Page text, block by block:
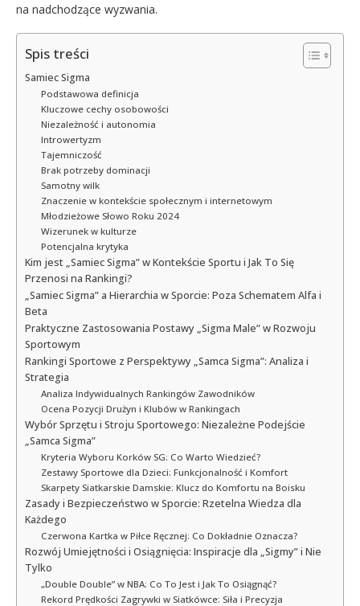
na nadchodzące wyzwania.
Spis treści
Samiec Sigma
Podstawowa definicja
Kluczowe cechy osobowości
Niezależność i autonomia
Introwertyzm
Tajemniczość
Brak potrzeby dominacji
Samotny wilk
Znaczenie w kontekście społecznym i internetowym
Młodzieżowe Słowo Roku 2024
Wizerunek w kulturze
Potencjalna krytyka
Kim jest „Samiec Sigma” w Kontekście Sportu i Jak To Się
Przenosi na Rankingi?
„Samiec Sigma” a Hierarchia w Sporcie: Poza Schematem Alfa i
Beta
Praktyczne Zastosowania Postawy „Sigma Male” w Rozwoju
Sportowym
Rankingi Sportowe z Perspektywy „Samca Sigma”: Analiza i
Strategia
Analiza Indywidualnych Rankingów Zawodników
Ocena Pozycji Drużyn i Klubów w Rankingach
Wybór Sprzętu i Stroju Sportowego: Niezależne Podejście
„Samca Sigma”
Kryteria Wyboru Korków SG: Co Warto Wiedzieć?
Zestawy Sportowe dla Dzieci: Funkcjonalność i Komfort
Skarpety Siatkarskie Damskie: Klucz do Komfortu na Boisku
Zasady i Bezpieczeństwo w Sporcie: Rzetelna Wiedza dla
Każdego
Czerwona Kartka w Piłce Ręcznej: Co Dokładnie Oznacza?
Rozwój Umiejętności i Osiągnięcia: Inspiracje dla „Sigmy” i Nie
Tylko
„Double Double” w NBA: Co To Jest i Jak To Osiągnąć?
Rekord Prędkości Zagrywki w Siatkówce: Siła i Precyzja